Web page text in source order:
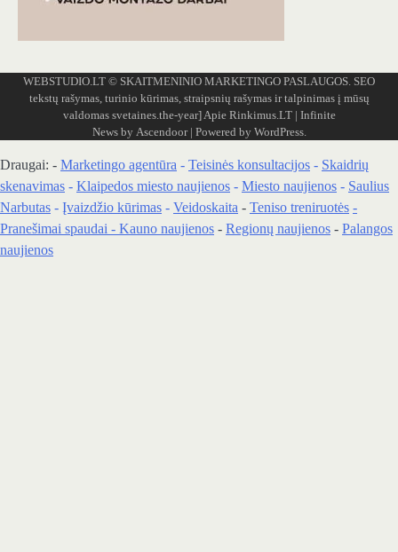
WEBSTUDIO.LT © SKAITMENINIO MARKETINGO PASLAUGOS. SEO
tekstų rašymas, turinio kūrimas, straipsnių rašymas ir talpinimas į mūsų
valdomas svetaines.the-year]Apie Rinkimus.LT| Infinite
News by Ascendoor| Powered by WordPress.
Draugai: - Marketingo agentūra - Teisinės konsultacijos - Skaidrių
skenavimas - Klaipedos miesto naujienos - Miesto naujienos - Saulius
Narbutas - Įvaizdžio kūrimas - Veidoskaita - Teniso treniruotės -
Pranešimai spaudai - Kauno naujienos - Regionų naujienos - Palangos
naujienos